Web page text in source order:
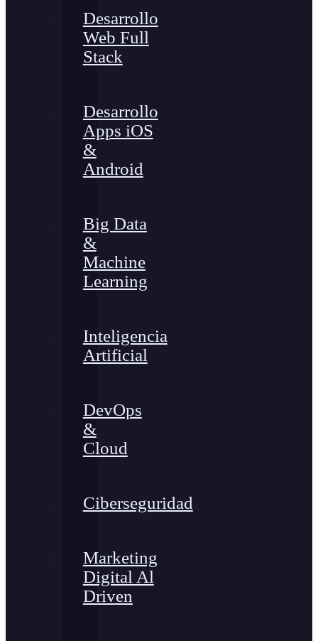
Desarrollo
Web Full
Stack
Desarrollo
Apps iOS
&
Android
Big Data
&
Machine
Learning
Inteligencia
Artificial
DevOps
&
Cloud
Ciberseguridad
Marketing
Digital Al
Driven